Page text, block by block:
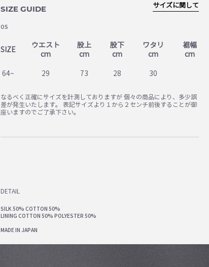
SIZE GUIDE
OS
SIZE
ウエスト
cm
股上
cm
股下
cm
ワタリ
cm
裾幅
cm
64~ 29 73 28 30
サイズに関して
なるべく正確にサイズを計測しておりますが 個々の商品により、多少誤
差が発生いたします。 表記サイズより１から２センチ前後することが御
座いますのでご了承下さい。
DETAIL
SILK 50% COTTON 50%
LINING COTTON 50% POLYESTER 50%
MADE IN JAPAN